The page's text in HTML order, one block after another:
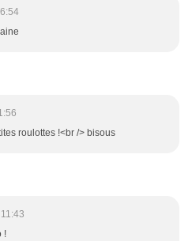
roulottes !<br /> bisous
!